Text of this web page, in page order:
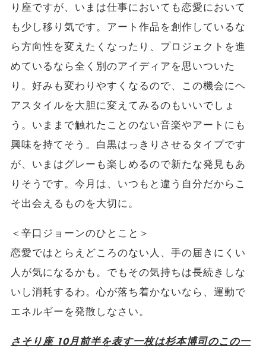
り座ですが、いまは仕事においても恋愛において
も少し移り気です。アート作品を創作しているな
ら方向性を変えたくなったり、プロジェクトを進
めているなら全く別のアイディアを思いついた
り。好みも変わりやすくなるので、この機会にヘ
アスタイルを大胆に変えてみるのもいいでしょ
う。いままで触れたことのない音楽やアートにも
興味を持てそう。白黒はっきりさせるタイプです
が、いまはグレーも楽しめるので新たな発見もあ
りそうです。今月は、いつもと違う自分だからこ
そ出会えるものを大切に。
＜辛口ジョーンのひとこと＞
恋愛ではとらえどころのない人、手の届きにくい
人が気になるかも。でもその気持ちは長続きしな
いし消耗するわ。心が落ち着かないなら、運動で
エネルギーを発散しなさい。
さそり座 10月前半を表す一枚は杉本博司のこの一